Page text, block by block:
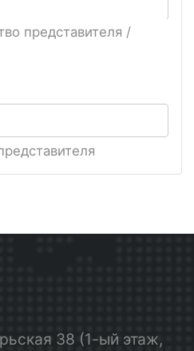
представителя /
38 (1-ый этаж,